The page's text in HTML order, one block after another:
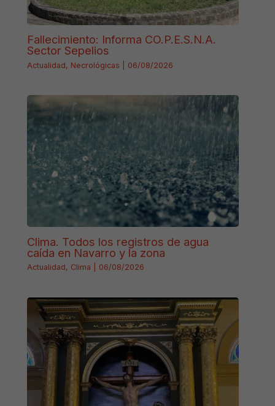
Fallecimiento: Informa CO.P.E.S.N.A.
Sector Sepelios
Actualidad, Necrológicas 06/08/2026
Clima. Todos los registros de agua
caída en Navarro y la zona
Actualidad, Clima 06/08/2026